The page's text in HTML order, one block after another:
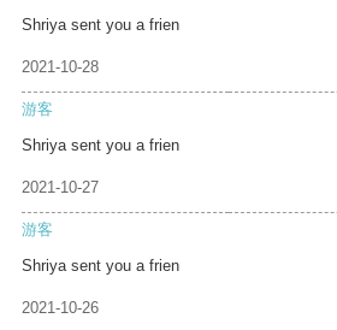
Shriya sent you a frien
2021-10-28
游客
Shriya sent you a frien
2021-10-27
游客
Shriya sent you a frien
2021-10-26